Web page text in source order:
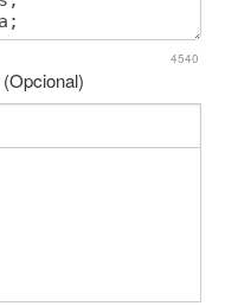
4540
(Opcional)